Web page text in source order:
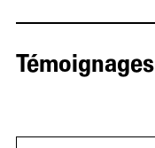
Témoignages